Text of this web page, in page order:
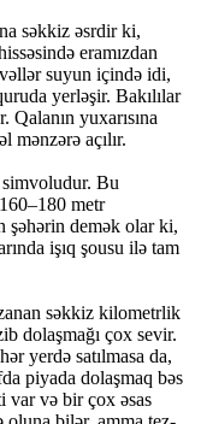
səkkiz əsrdir ki,
eramızdan
suyun içində idi,
yerləşir. Bakılılar
Qalanın yuxarısına
mənzərə açılır.
Bu
metr
şəhərin demək olar ki,
işıq şousu ilə tam
səkkiz kilometrlik
dolaşmağı çox sevir.
yerdə satılmasa da,
piyada dolaşmaq bəs
var və bir çox əsas